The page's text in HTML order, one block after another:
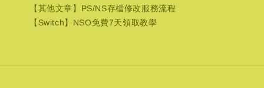
【其他文章】PS/NS存檔修改服務流程
【Switch】NSO免費7天領取教學